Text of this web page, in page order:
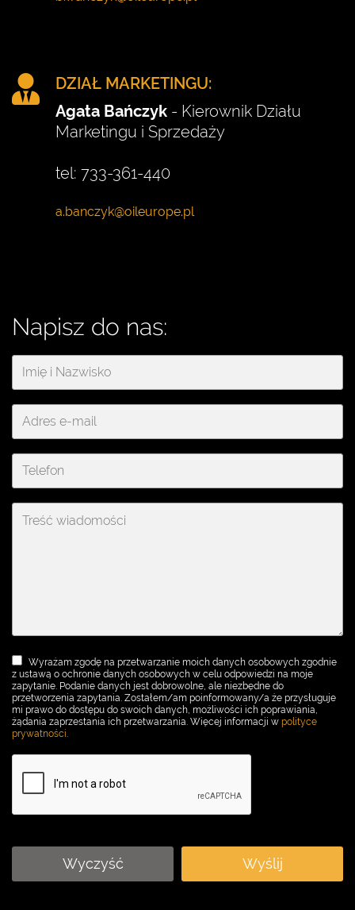
DZIAŁ MARKETINGU:
Agata Bańczyk - Kierownik Działu
Marketingu i Sprzedaży
tel: 733-361-440
Napisz do nas:
Wyrażam zgodę na przetwarzanie moich danych osobowych zgodnie
z ustawą o ochronie danych osobowych w celu odpowiedzi na moje
zapytanie. Podanie danych jest dobrowolne, ale niezbędne do
przetworzenia zapytania. Zostałem/am poinformowany/a że przysługuje
mi prawo do dostępu do swoich danych, możliwości ich poprawiania,
żądania zaprzestania ich przetwarzania. Więcej informacji w polityce
prywatności.
Wyczyść Wyślij